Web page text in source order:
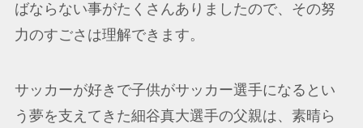
ばならない事がたくさんありましたので、その努
力のすごさは理解できます。
サッカーが好きで子供がサッカー選手になるとい
う夢を支えてきた細谷真大選手の父親は、素晴ら